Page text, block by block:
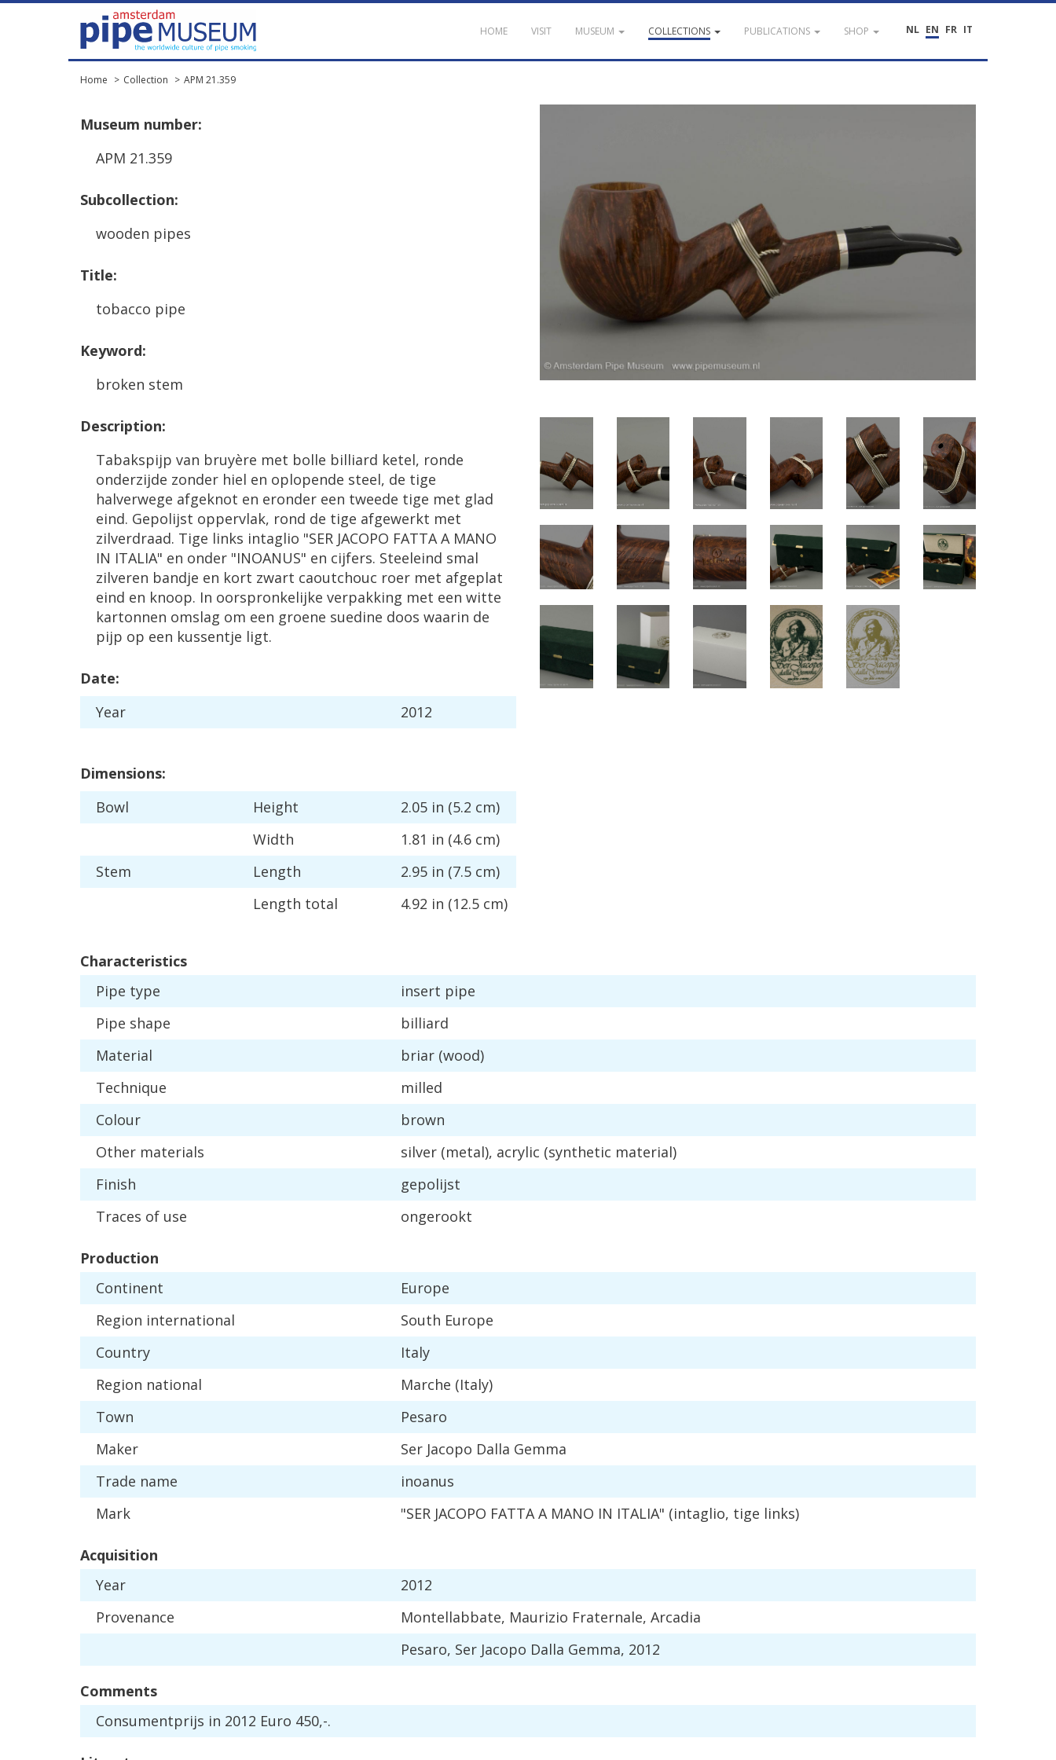
NL EN FR IT
HOME VISIT MUSEUM COLLECTIONS PUBLICATIONS SHOP
Home Collection APM 21.359
Museum number:
APM 21.359
Subcollection:
wooden pipes
Title:
tobacco pipe
Keyword:
broken stem
Description:
Tabakspijp van bruyère met bolle billiard ketel, ronde
onderzijde zonder hiel en oplopende steel, de tige
halverwege afgeknot en eronder een tweede tige met glad
eind. Gepolijst oppervlak, rond de tige afgewerkt met
zilverdraad. Tige links intaglio "SER JACOPO FATTA A MANO
IN ITALIA" en onder "INOANUS" en cijfers. Steeleind smal
zilveren bandje en kort zwart caoutchouc roer met afgeplat
eind en knoop. In oorspronkelijke verpakking met een witte
kartonnen omslag om een groene suedine doos waarin de
pijp op een kussentje ligt.
Date:
Year
2012
Dimensions:
Bowl
Height 2.05 in (5.2 cm)
Width
1.81 in (4.6 cm)
Stem
Length 2.95 in (7.5 cm)
Length total 4.92 in (12.5 cm)
Characteristics
Pipe type insert pipe
Pipe shape
billiard
Material
briar (wood)
Technique
milled
Colour
brown
Other materials silver (metal), acrylic (synthetic material)
Finish
gepolijst
Traces of use ongerookt
Production
Continent
Europe
Region international South Europe
Country
Italy
Region national Marche (Italy)
Town
Pesaro
Maker
Ser Jacopo Dalla Gemma
Trade name
inoanus
Mark
"SER JACOPO FATTA A MANO IN ITALIA" (intaglio, tige links)
Acquisition
Year
2012
Provenance
Montellabbate, Maurizio Fraternale, Arcadia
Pesaro, Ser Jacopo Dalla Gemma, 2012
Comments
Consumentprijs in 2012 Euro 450,-.